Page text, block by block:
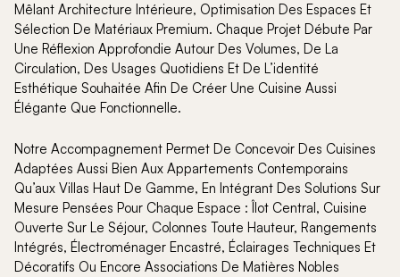
Mêlant Architecture Intérieure, Optimisation Des Espaces Et
Sélection De Matériaux Premium. Chaque Projet Débute Par
Une Réflexion Approfondie Autour Des Volumes, De La
Circulation, Des Usages Quotidiens Et De L’identité
Esthétique Souhaitée Afin De Créer Une Cuisine Aussi
Élégante Que Fonctionnelle.
Notre Accompagnement Permet De Concevoir Des Cuisines
Adaptées Aussi Bien Aux Appartements Contemporains
Qu’aux Villas Haut De Gamme, En Intégrant Des Solutions Sur
Mesure Pensées Pour Chaque Espace : Îlot Central, Cuisine
Ouverte Sur Le Séjour, Colonnes Toute Hauteur, Rangements
Intégrés, Électroménager Encastré, Éclairages Techniques Et
Décoratifs Ou Encore Associations De Matières Nobles